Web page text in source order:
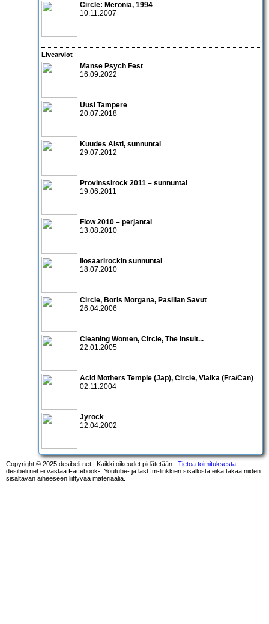
Circle: Meronia, 1994
10.11.2007
Livearviot
Manse Psych Fest
16.09.2022
Uusi Tampere
20.07.2018
Kuudes Aisti, sunnuntai
29.07.2012
Provinssirock 2011 – sunnuntai
19.06.2011
Flow 2010 – perjantai
13.08.2010
Ilosaarirockin sunnuntai
18.07.2010
Circle, Boris Morgana, Pasilian Savut
26.04.2006
Cleaning Women, Circle, The Insult...
22.01.2005
Acid Mothers Temple (Jap), Circle, Vialka (Fra/Can)
02.11.2004
Jyrock
12.04.2002
Copyright © 2025 desibeli.net | Kaikki oikeudet pidätetään | Tietoa toimituksesta
desibeli.net ei vastaa Facebook-, Youtube- ja last.fm-linkkien sisällöstä eikä takaa niiden
sisältävän aiheeseen liittyvää materiaalia.